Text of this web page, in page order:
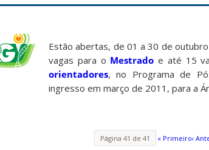
Estão abertas, de 01 a 30 de
vagas para o Mestrado e até 15
orientadores, no Programa de
ingresso em março de 2011, para a
Página 41 de 41 « Primeiro‹